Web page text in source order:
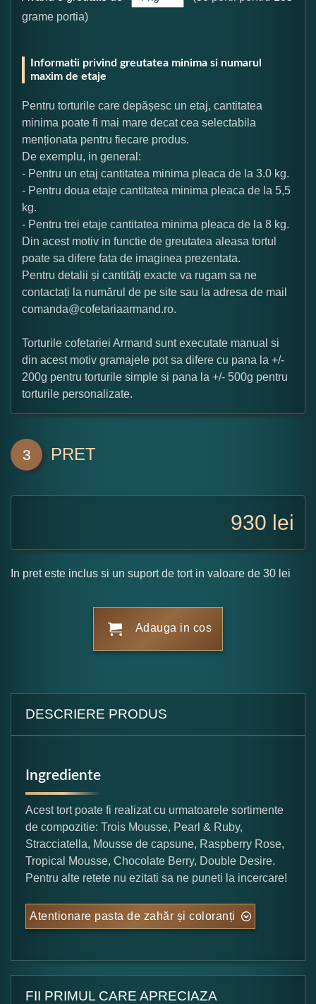
grame portia)
Informatii privind greutatea minima si numarul
maxim de etaje
Pentru torturile care depășesc un etaj, cantitatea
minima poate fi mai mare decat cea selectabila
menționata pentru fiecare produs.
De exemplu, in general:
- Pentru un etaj cantitatea minima pleaca de la 3.0 kg.
- Pentru doua etaje cantitatea minima pleaca de la 5,5
kg.
- Pentru trei etaje cantitatea minima pleaca de la 8 kg.
Din acest motiv in functie de greutatea aleasa tortul
poate sa difere fata de imaginea prezentata.
Pentru detalii și cantități exacte va rugam sa ne
contactați la numărul de pe site sau la adresa de mail
comanda@cofetariaarmand.ro.
Torturile cofetariei Armand sunt executate manual si
din acest motiv gramajele pot sa difere cu pana la +/-
200g pentru torturile simple si pana la +/- 500g pentru
torturile personalizate.
3 PRET
930 lei
In pret este inclus si un suport de tort in valoare de 30 lei
Adauga in cos
DESCRIERE PRODUS
Ingrediente
Acest tort poate fi realizat cu urmatoarele sortimente
de compozitie: Trois Mousse, Pearl & Ruby,
Stracciatella, Mousse de capsune, Raspberry Rose,
Tropical Mousse, Chocolate Berry, Double Desire.
Pentru alte retete nu ezitati sa ne puneti la incercare!
Atentionare pasta de zahăr și coloranți
FII PRIMUL CARE APRECIAZA